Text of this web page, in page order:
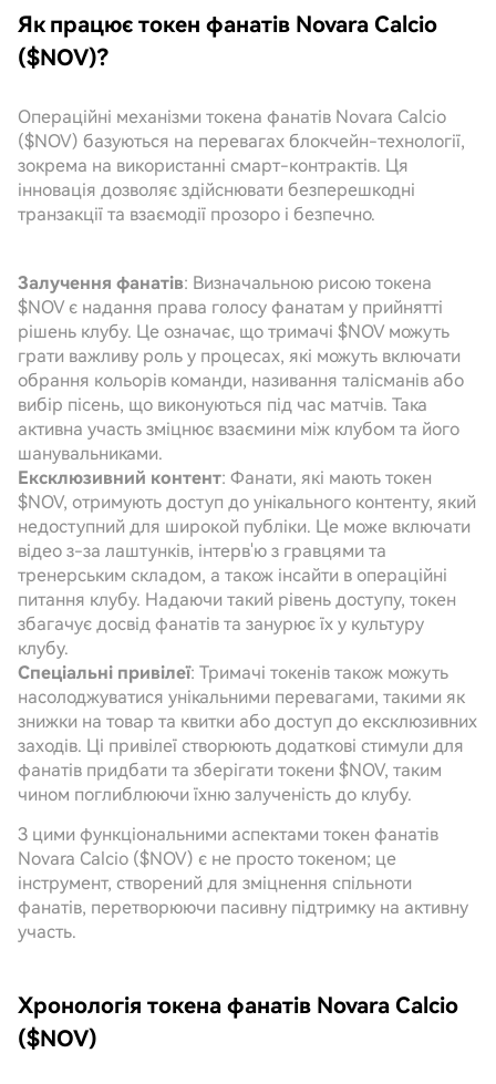
Як працює токен фанатів Novara Calcio
($NOV)?
Операційні механізми токена фанатів Novara Calcio
($NOV) базуються на перевагах блокчейн-технології,
зокрема на використанні смарт-контрактів. Ця
інновація дозволяє здійснювати безперешкодні
транзакції та взаємодії прозоро і безпечно.
Залучення фанатів: Визначальною рисою токена
$NOV є надання права голосу фанатам у прийнятті
рішень клубу. Це означає, що тримачі $NOV можуть
грати важливу роль у процесах, які можуть включати
обрання кольорів команди, називання талісманів або
вибір пісень, що виконуються під час матчів. Така
активна участь зміцнює взаємини між клубом та його
шанувальниками.
Ексклюзивний контент: Фанати, які мають токен
$NOV, отримують доступ до унікального контенту, який
недоступний для широкой публіки. Це може включати
відео з-за лаштунків, інтерв'ю з гравцями та
тренерським складом, а також інсайти в операційні
питання клубу. Надаючи такий рівень доступу, токен
збагачує досвід фанатів та занурює їх у культуру
клубу.
Спеціальні привілеї: Тримачі токенів також можуть
насолоджуватися унікальними перевагами, такими як
знижки на товар та квитки або доступ до ексклюзивних
заходів. Ці привілеї створюють додаткові стимули для
фанатів придбати та зберігати токени $NOV, таким
чином поглиблюючи їхню залученість до клубу.
З цими функціональними аспектами токен фанатів
Novara Calcio ($NOV) є не просто токеном; це
інструмент, створений для зміцнення спільноти
фанатів, перетворюючи пасивну підтримку на активну
участь.
Хронологія токена фанатів Novara Calcio
($NOV)